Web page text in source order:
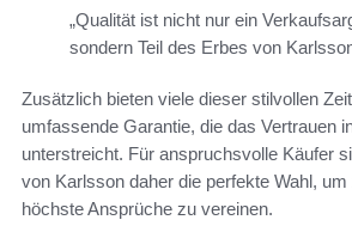
„Qualität ist nicht nur ein
sondern Teil des Erbes von
Zusätzlich bieten viele dieser stilvollen
umfassende Garantie, die das Vertrauen
unterstreicht. Für anspruchsvolle Käufer
von Karlsson daher die perfekte Wahl,
höchste Ansprüche zu vereinen.